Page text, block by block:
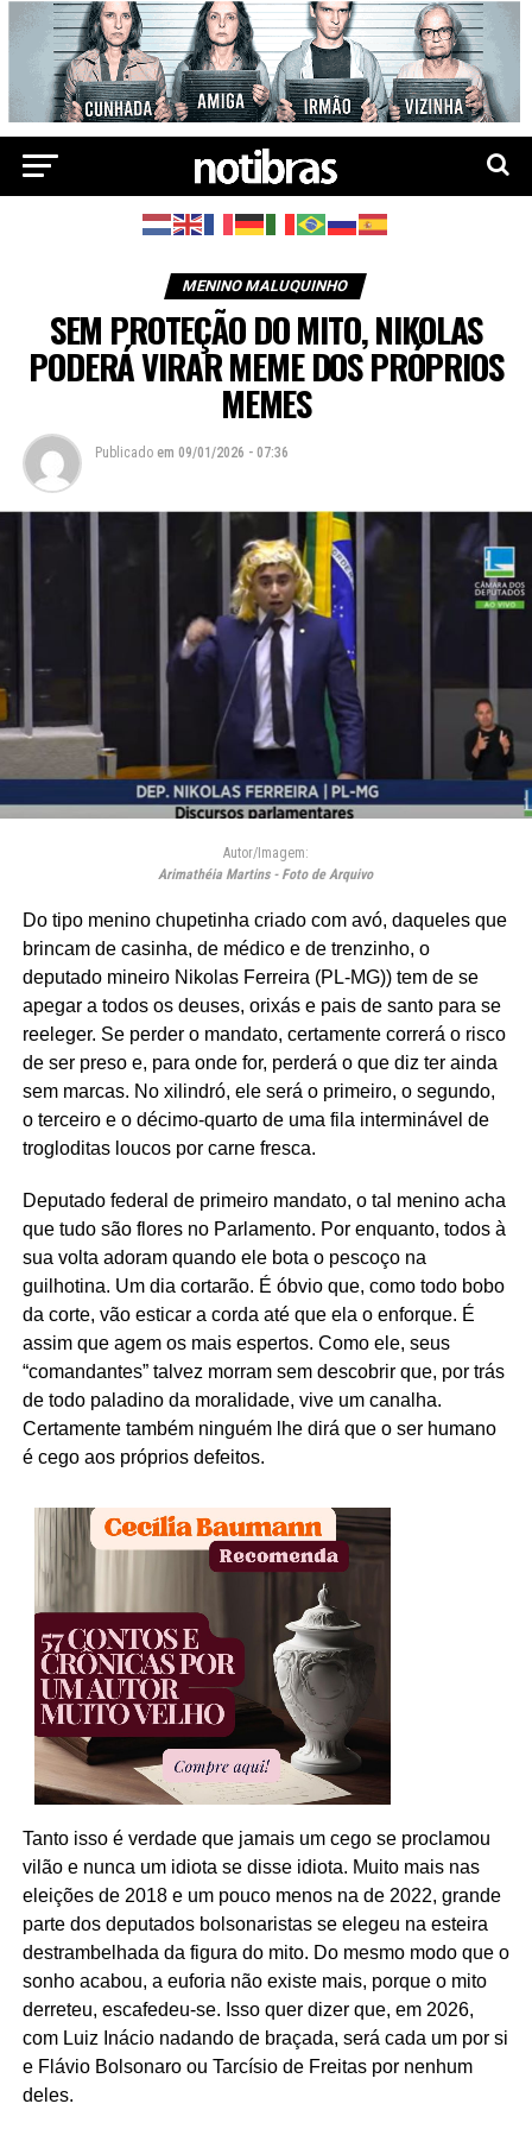
MENINO MALUQUINHO
SEM PROTEÇÃO DO MITO, NIKOLAS
PODERÁ VIRAR MEME DOS PRÓPRIOS
MEMES
Publicado em 09/01/2026 - 07:36
Autor/Imagem:
Arimathéia Martins - Foto de Arquivo
Do tipo menino chupetinha criado com avó, daqueles que
brincam de casinha, de médico e de trenzinho, o
deputado mineiro Nikolas Ferreira (PL-MG)) tem de se
apegar a todos os deuses, orixás e pais de santo para se
reeleger. Se perder o mandato, certamente correrá o risco
de ser preso e, para onde for, perderá o que diz ter ainda
sem marcas. No xilindró, ele será o primeiro, o segundo,
o terceiro e o décimo-quarto de uma fila interminável de
trogloditas loucos por carne fresca.
Deputado federal de primeiro mandato, o tal menino acha
que tudo são flores no Parlamento. Por enquanto, todos à
sua volta adoram quando ele bota o pescoço na
guilhotina. Um dia cortarão. É óbvio que, como todo bobo
da corte, vão esticar a corda até que ela o enforque. É
assim que agem os mais espertos. Como ele, seus
“comandantes” talvez morram sem descobrir que, por trás
de todo paladino da moralidade, vive um canalha.
Certamente também ninguém lhe dirá que o ser humano
é cego aos próprios defeitos.
Tanto isso é verdade que jamais um cego se proclamou
vilão e nunca um idiota se disse idiota. Muito mais nas
eleições de 2018 e um pouco menos na de 2022, grande
parte dos deputados bolsonaristas se elegeu na esteira
destrambelhada da figura do mito. Do mesmo modo que o
sonho acabou, a euforia não existe mais, porque o mito
derreteu, escafedeu-se. Isso quer dizer que, em 2026,
com Luiz Inácio nadando de braçada, será cada um por si
e Flávio Bolsonaro ou Tarcísio de Freitas por nenhum
deles.